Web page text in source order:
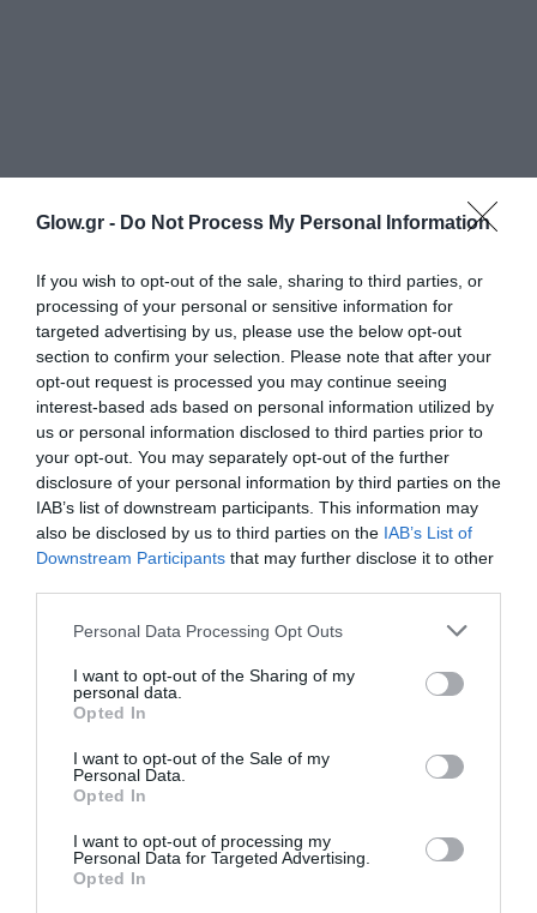
Glow.gr - Do Not Process My Personal Information
If you wish to opt-out of the sale, sharing to third parties, or
processing of your personal or sensitive information for
targeted advertising by us, please use the below opt-out
section to confirm your selection. Please note that after your
opt-out request is processed you may continue seeing
interest-based ads based on personal information utilized by
us or personal information disclosed to third parties prior to
your opt-out. You may separately opt-out of the further
disclosure of your personal information by third parties on the
IAB’s list of downstream participants. This information may
also be disclosed by us to third parties on the IAB’s List of
Downstream Participants that may further disclose it to other
Personal Data Processing Opt Outs
I want to opt-out of the Sharing of my
personal data.
Opted In
I want to opt-out of the Sale of my
Personal Data.
Opted In
I want to opt-out of processing my
Personal Data for Targeted Advertising.
Opted In